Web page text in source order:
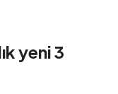
yeni 3